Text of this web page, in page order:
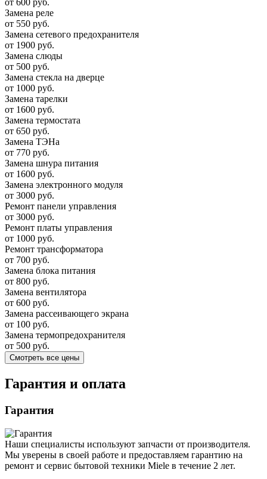
от 600 руб.
Замена реле
от 550 руб.
Замена сетевого предохранителя
от 1900 руб.
Замена слюды
от 500 руб.
Замена стекла на дверце
от 1000 руб.
Замена тарелки
от 1600 руб.
Замена термостата
от 650 руб.
Замена ТЭНа
от 770 руб.
Замена шнура питания
от 1600 руб.
Замена электронного модуля
от 3000 руб.
Ремонт панели управления
от 3000 руб.
Ремонт платы управления
от 1000 руб.
Ремонт трансформатора
от 700 руб.
Замена блока питания
от 800 руб.
Замена вентилятора
от 600 руб.
Замена рассеивающего экрана
от 100 руб.
Замена термопредохранителя
от 500 руб.
Смотреть все цены
Гарантия и оплата
Гарантия
Наши специалисты используют запчасти от производителя.
Мы уверены в своей работе и предоставляем гарантию на
ремонт и сервис бытовой техники Miele в течение 2 лет.